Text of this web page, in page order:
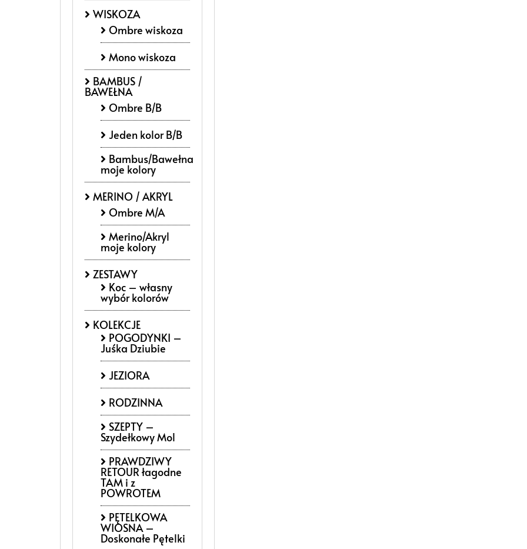
WISKOZA
Ombre wiskoza
Mono wiskoza
BAMBUS /
BAWEŁNA
Ombre B/B
Jeden kolor B/B
Bambus/Bawełna
moje kolory
MERINO / AKRYL
Ombre M/A
Merino/Akryl
moje kolory
ZESTAWY
Koc – własny
wybór kolorów
KOLEKCJE
POGODYNKI –
Juśka Dziubie
JEZIORA
RODZINNA
SZEPTY –
Szydełkowy Mol
PRAWDZIWY
RETOUR łagodne
TAM i z
POWROTEM
PĘTELKOWA
WIOSNA –
Doskonałe Pętelki